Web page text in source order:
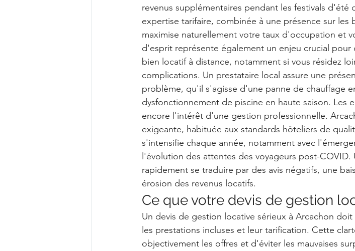
revenus supplémentaires pendant les festivals
expertise tarifaire, combinée à une présence sur les
maximise naturellement votre taux d'occupation et
d'esprit représente également un enjeu crucial
bien locatif à distance, notamment si vous résidez
complications. Un prestataire local assure une
problème, qu'il s'agisse d'une panne de chauffage
dysfonctionnement de piscine en haute saison. Les
encore l'intérêt d'une gestion professionnelle.
exigeante, habituée aux standards hôteliers de
s'intensifie chaque année, notamment avec
l'évolution des attentes des voyageurs post-
rapidement se traduire par des avis négatifs, une
érosion des revenus locatifs.
Ce que votre devis de gestion
Un devis de gestion locative sérieux à Arcachon
les prestations incluses et leur tarification. Cette
objectivement les offres et d'éviter les mauvaises